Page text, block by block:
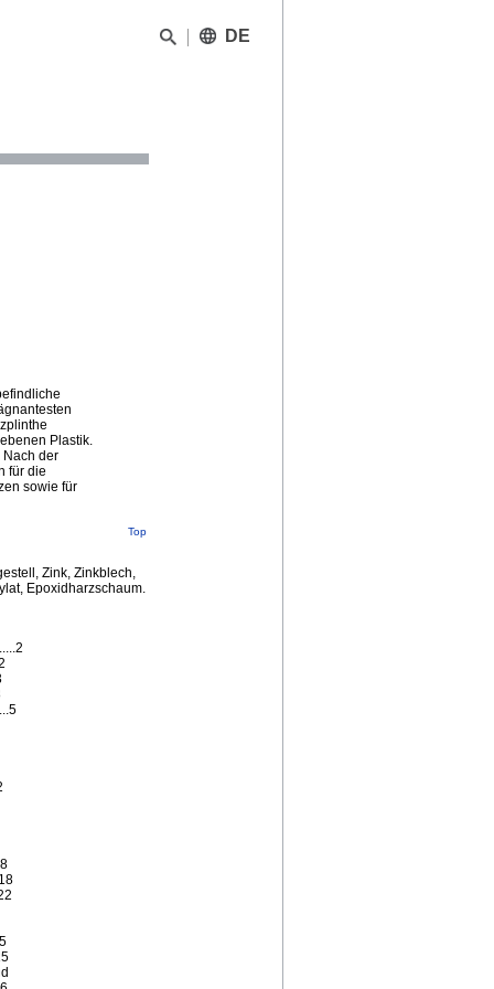
DE
Plastik.
Nach der
für die
sowie für
Top
Zink, Zinkblech,
Epoxidharzschaum.